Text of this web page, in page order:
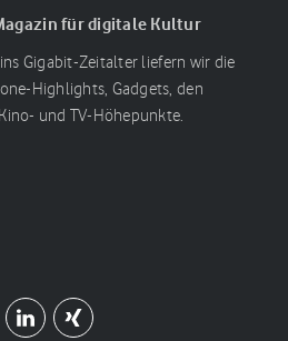
für digitale Kultur
Gigabit-Zeitalter liefern wir die
Highlights, Gadgets, den
und TV-Höhepunkte.